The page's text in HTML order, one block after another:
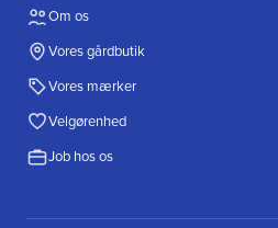
Om os
Vores gårdbutik
Vores mærker
Velgørenhed
Job hos os